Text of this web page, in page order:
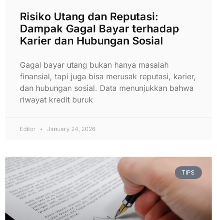
Risiko Utang dan Reputasi:
Dampak Gagal Bayar terhadap
Karier dan Hubungan Sosial
Gagal bayar utang bukan hanya masalah
finansial, tapi juga bisa merusak reputasi, karier,
dan hubungan sosial. Data menunjukkan bahwa
riwayat kredit buruk
Editor January 24, 2026
TIPS